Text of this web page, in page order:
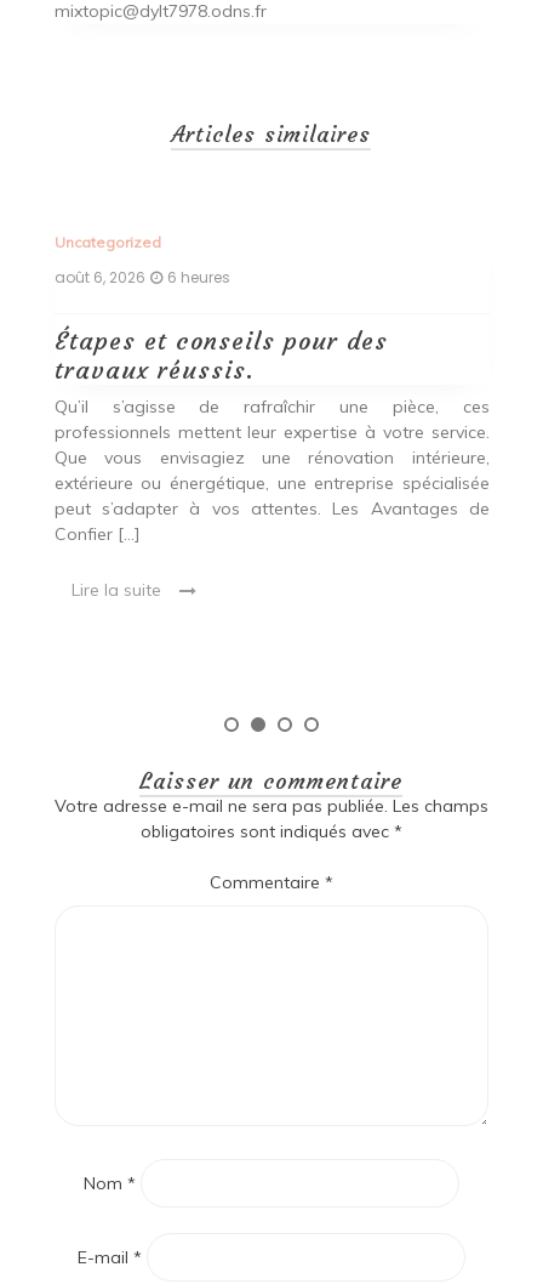
mixtopic@dylt7978.odns.fr
Articles similaires
Uncategorized
août 6, 2026 6 heures
Étapes et conseils pour des
travaux réussis.
Qu’il s’agisse de rafraîchir une pièce, ces
professionnels mettent leur expertise à votre service.
Que vous envisagiez une rénovation intérieure,
extérieure ou énergétique, une entreprise spécialisée
peut s’adapter à vos attentes. Les Avantages de
Confier […]
Lire la suite
Laisser un commentaire
Votre adresse e-mail ne sera pas publiée. Les champs
obligatoires sont indiqués avec *
Commentaire *
Nom *
E-mail *